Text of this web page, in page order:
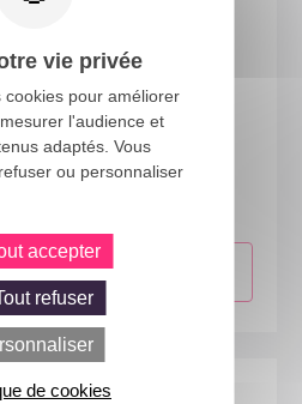
18581
- enfant - 3/4 ans
vie privée
cookies pour améliorer
l'audience et
adaptés. Vous
ou personnaliser
accepter
refuser
de cookies